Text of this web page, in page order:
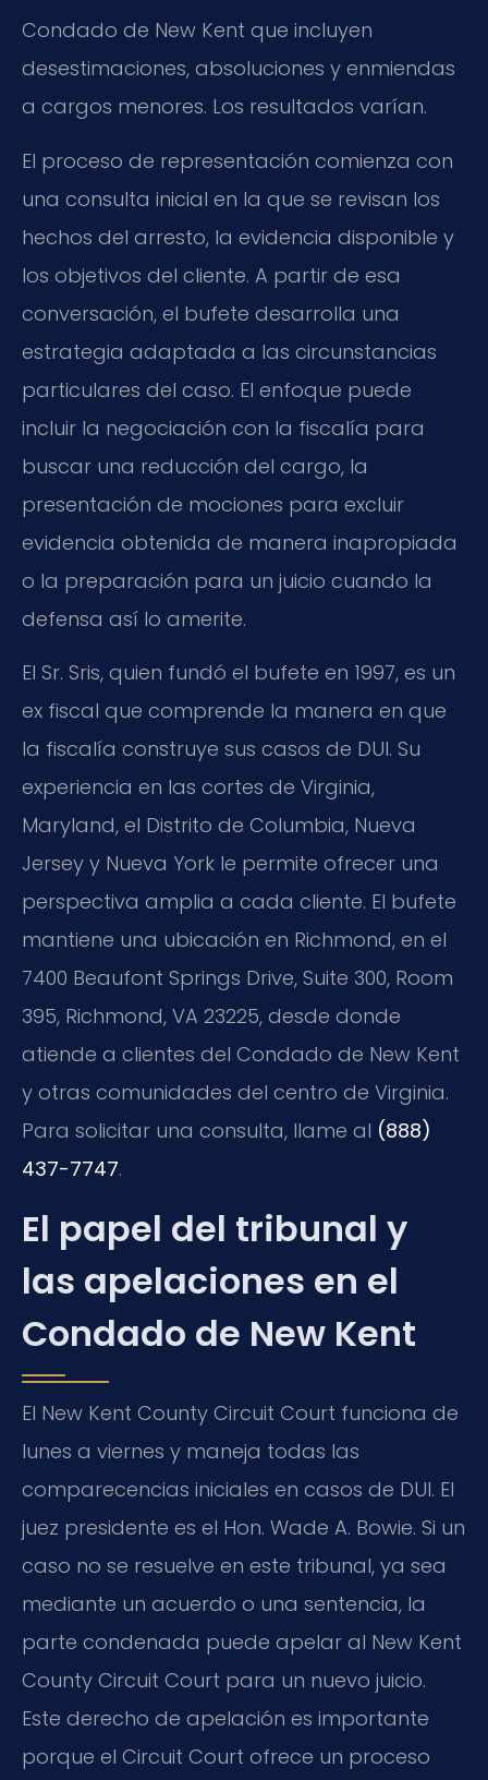
Condado de New Kent que incluyen
desestimaciones, absoluciones y enmiendas
a cargos menores. Los resultados varían.
El proceso de representación comienza con
una consulta inicial en la que se revisan los
hechos del arresto, la evidencia disponible y
los objetivos del cliente. A partir de esa
conversación, el bufete desarrolla una
estrategia adaptada a las circunstancias
particulares del caso. El enfoque puede
incluir la negociación con la fiscalía para
buscar una reducción del cargo, la
presentación de mociones para excluir
evidencia obtenida de manera inapropiada
o la preparación para un juicio cuando la
defensa así lo amerite.
El Sr. Sris, quien fundó el bufete en 1997, es un
ex fiscal que comprende la manera en que
la fiscalía construye sus casos de DUI. Su
experiencia en las cortes de Virginia,
Maryland, el Distrito de Columbia, Nueva
Jersey y Nueva York le permite ofrecer una
perspectiva amplia a cada cliente. El bufete
mantiene una ubicación en Richmond, en el
7400 Beaufont Springs Drive, Suite 300, Room
395, Richmond, VA 23225, desde donde
atiende a clientes del Condado de New Kent
y otras comunidades del centro de Virginia.
Para solicitar una consulta, llame al (888)
437-7747.
El papel del tribunal y
las apelaciones en el
Condado de New Kent
El New Kent County Circuit Court funciona de
lunes a viernes y maneja todas las
comparecencias iniciales en casos de DUI. El
juez presidente es el Hon. Wade A. Bowie. Si un
caso no se resuelve en este tribunal, ya sea
mediante un acuerdo o una sentencia, la
parte condenada puede apelar al New Kent
County Circuit Court para un nuevo juicio.
Este derecho de apelación es importante
porque el Circuit Court ofrece un proceso